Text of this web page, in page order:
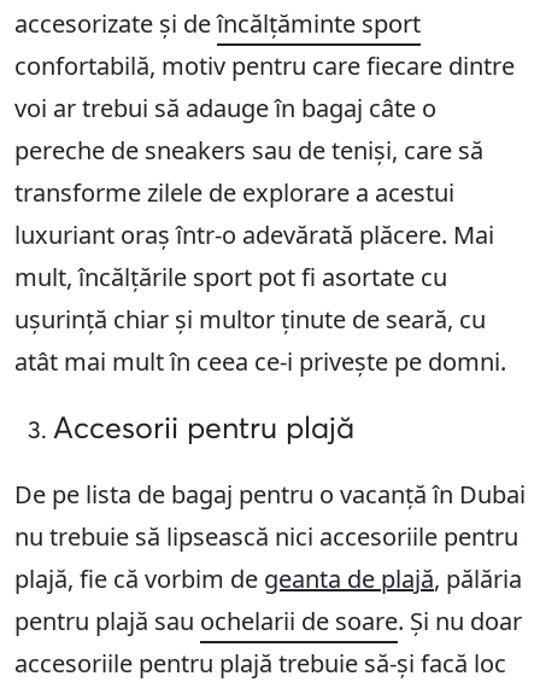
accesorizate și deîncălțăminte sport
confortabilă, motiv pentru care fiecare dintre
voi ar trebui să adauge în bagaj câte o
pereche de sneakers sau de teniși, care să
transforme zilele de explorare a acestui
luxuriant oraș într-o adevărată plăcere. Mai
mult, încălțările sport pot fi asortate cu
ușurință chiar și multor ținute de seară, cu
atât mai mult în ceea ce-i privește pe domni.
Accesorii pentru plajă
De pe lista de bagaj pentru o vacanță în Dubai
nu trebuie să lipsească nici accesoriile pentru
plajă, fie că vorbim de geanta de plajă, pălăria
pentru plajă sau ochelarii de soare. Și nu doar
accesoriile pentru plajă trebuie să-și facă loc